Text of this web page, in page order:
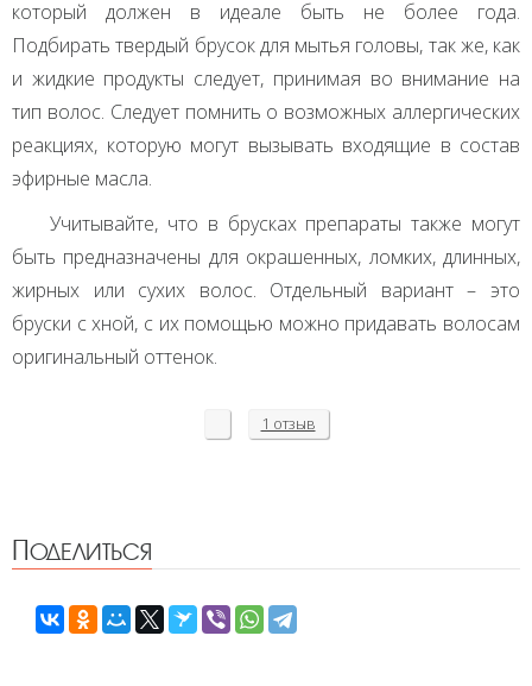
который должен в идеале быть не более года.
Подбирать твердый брусок для мытья головы, так же, как
и жидкие продукты следует, принимая во внимание на
тип волос. Следует помнить о возможных аллергических
реакциях, которую могут вызывать входящие в состав
эфирные масла.
Учитывайте, что в брусках препараты также могут
быть предназначены для окрашенных, ломких, длинных,
жирных или сухих волос. Отдельный вариант – это
бруски с хной, с их помощью можно придавать волосам
оригинальный оттенок.
1 отзыв
Поделиться